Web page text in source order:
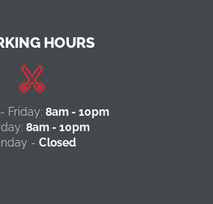
HOURS
Friday: 8am - 10pm
8am - 10pm
- Closed